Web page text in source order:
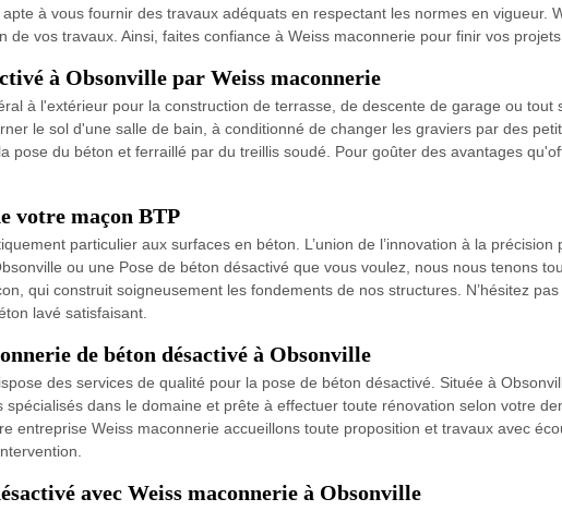
à vous fournir des travaux adéquats en respectant les normes en vigueur.
de vos travaux. Ainsi, faites confiance à Weiss maconnerie pour finir vos projets.
à Obsonville par Weiss maconnerie
à l'extérieur pour la construction de terrasse, de descente de garage ou
le sol d'une salle de bain, à conditionné de changer les graviers par des
pose du béton et ferraillé par du treillis soudé. Pour goûter des avantages
votre maçon BTP
particulier aux surfaces en béton. L’union de l’innovation à la
ou une Pose de béton désactivé que vous voulez, nous nous tenons
qui construit soigneusement les fondements de nos structures. N’hésitez
lavé satisfaisant.
de béton désactivé à Obsonville
des services de qualité pour la pose de béton désactivé. Située à
dans le domaine et prête à effectuer toute rénovation selon votre
entreprise Weiss maconnerie accueillons toute proposition et travaux avec
avec Weiss maconnerie à Obsonville